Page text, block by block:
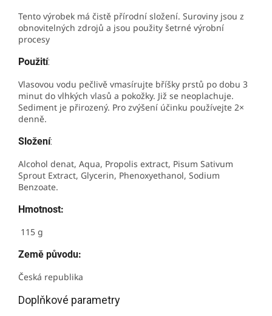
Tento výrobek má čistě přírodní složení. Suroviny jsou z
obnovitelných zdrojů a jsou použity šetrné výrobní
procesy
Použití:
Vlasovou vodu pečlivě vmasírujte bříšky prstů po dobu 3
minut do vlhkých vlasů a pokožky. Již se neoplachuje.
Sediment je přirozený. Pro zvýšení účinku používejte 2×
denně.
Složení:
Alcohol denat, Aqua, Propolis extract, Pisum Sativum
Sprout Extract, Glycerin, Phenoxyethanol, Sodium
Benzoate.
Hmotnost:
115 g
Země původu:
Česká republika
Doplňkové parametry